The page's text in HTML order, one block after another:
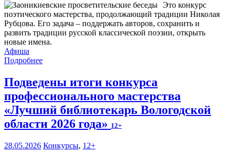
Это конкурс
поэтического мастерства, продолжающий традиции Николая
Рубцова. Его задача – поддержать авторов, сохранить и
развить традиции русской классической поэзии, открыть
новые имена.
Афиша
Подробнее
Подведены итоги конкурса
профессионального мастерства
«Лучший библиотекарь Вологодской
области 2026 года» 12+
28.05.2026 Конкурсы, 12+